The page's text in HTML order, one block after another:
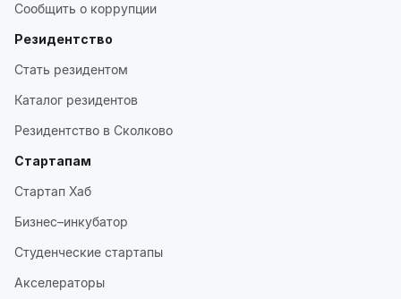
Сообщить о коррупции
Резидентство
Стать резидентом
Каталог резидентов
Резидентство в Сколково
Стартапам
Стартап Хаб
Бизнес–инкубатор
Студенческие стартапы
Акселераторы